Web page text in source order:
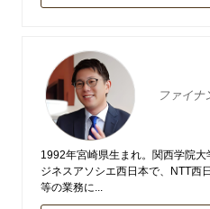
ファイナ
1992年宮崎県生まれ。関西学院
ジネスアソシエ西日本で、NTT西
等の業務に...